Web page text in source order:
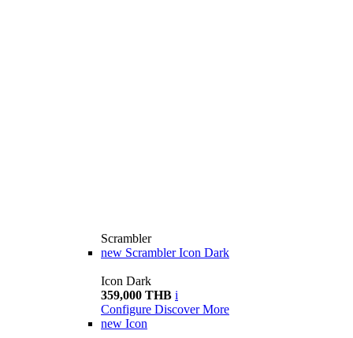
Scrambler
new Scrambler Icon Dark
Icon Dark
359,000 THB i
Configure Discover More
new Icon